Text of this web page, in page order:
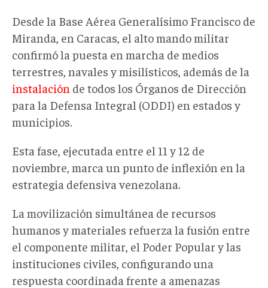
Desde la Base Aérea Generalísimo Francisco de
Miranda, en Caracas, el alto mando militar
confirmó la puesta en marcha de medios
terrestres, navales y misilísticos, además de la
instalación de todos los Órganos de Dirección
para la Defensa Integral (ODDI) en estados y
municipios.
Esta fase, ejecutada entre el 11 y 12 de
noviembre, marca un punto de inflexión en la
estrategia defensiva venezolana.
La movilización simultánea de recursos
humanos y materiales refuerza la fusión entre
el componente militar, el Poder Popular y las
instituciones civiles, configurando una
respuesta coordinada frente a amenazas